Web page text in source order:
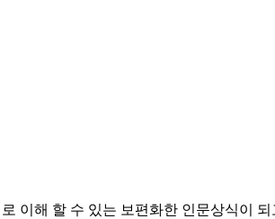
이해 할 수 있는 보편화한 인문상식이 되